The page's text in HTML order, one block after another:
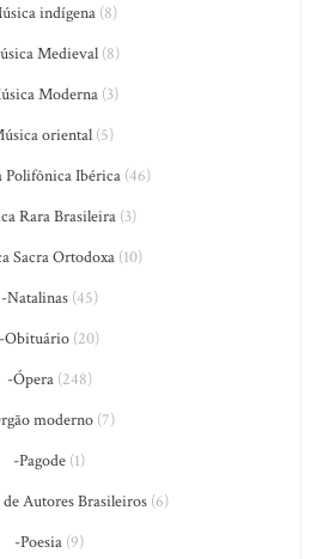
indígena(8)
Medieval(8)
Moderna(3)
oriental (5)
Polifônica Ibérica(46)
Rara Brasileira (3)
Sacra Ortodoxa (10)
-Natalinas(45)
-Obituário (20)
-Ópera(248)
moderno (7)
-Pagode (1)
Autores Brasileiros(6)
-Poesia (9)